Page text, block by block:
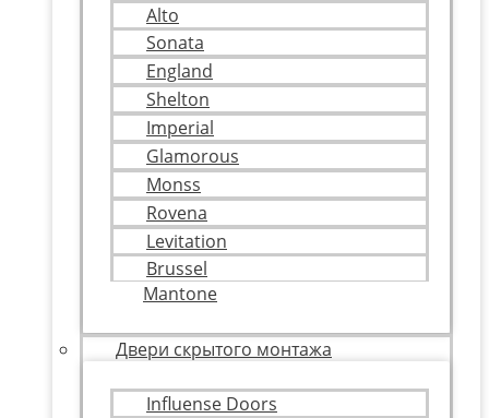
Alto
Sonata
England
Shelton
Imperial
Glamorous
Monss
Rovena
Levitation
Brussel
Mantone
Двери скрытого монтажа
Influense Doors